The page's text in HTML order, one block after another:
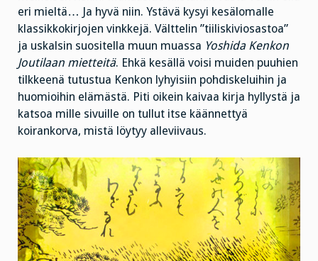
eri mieltä… Ja hyvä niin. Ystävä kysyi kesälomalle
klassikkokirjojen vinkkejä. Välttelin ”tiiliskiviosastoa”
ja uskalsin suositella muun muassa Yoshida Kenkon
Joutilaan mietteitä. Ehkä kesällä voisi muiden puuhien
tilkkeenä tutustua Kenkon lyhyisiin pohdiskeluihin ja
huomioihin elämästä. Piti oikein kaivaa kirja hyllystä ja
katsoa mille sivuille on tullut itse käännettyä
koirankorva, mistä löytyy alleviivaus.